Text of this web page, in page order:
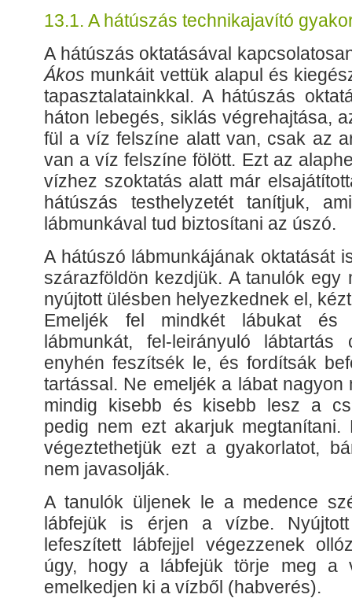
13.1. A hátúszás technikajavító
A hátúszás oktatásával
Ákos munkáit vettük alapul és
tapasztalatainkkal. A hátúszás
háton lebegés, siklás végrehajtása,
fül a víz felszíne alatt van, csak az
van a víz felszíne fölött. Ezt az
vízhez szoktatás alatt már
hátúszás testhelyzetét tanítjuk,
lábmunkával tud biztosítani az úszó.
A hátúszó lábmunkájának oktatását
szárazföldön kezdjük. A tanulók egy
nyújtott ülésben helyezkednek el,
Emeljék fel mindkét lábukat és
lábmunkát, fel-leirányuló lábtartás
enyhén feszítsék le, és fordítsák
tartással. Ne emeljék a lábat nagyon
mindig kisebb és kisebb lesz a
pedig nem ezt akarjuk megtanítani.
végeztethetjük ezt a gyakorlatot,
nem javasolják.
A tanulók üljenek le a medence
lábfejük is érjen a vízbe.
lefeszített lábfejjel végezzenek
úgy, hogy a lábfejük törje meg a
emelkedjen ki a vízből (habverés).